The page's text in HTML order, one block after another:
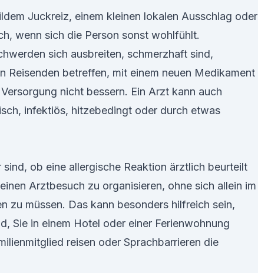
Juckreiz, einem kleinen lokalen Ausschlag oder
wenn sich die Person sonst wohlfühlt.
sich ausbreiten, schmerzhaft sind,
Reisenden betreffen, mit einem neuen Medikament
nicht bessern. Ein Arzt kann auch
infektiös, hitzebedingt oder durch etwas
ob eine allergische Reaktion ärztlich beurteilt
Arztbesuch zu organisieren, ohne sich allein im
zu müssen. Das kann besonders hilfreich sein,
Sie in einem Hotel oder einer Ferienwohnung
reisen oder Sprachbarrieren die